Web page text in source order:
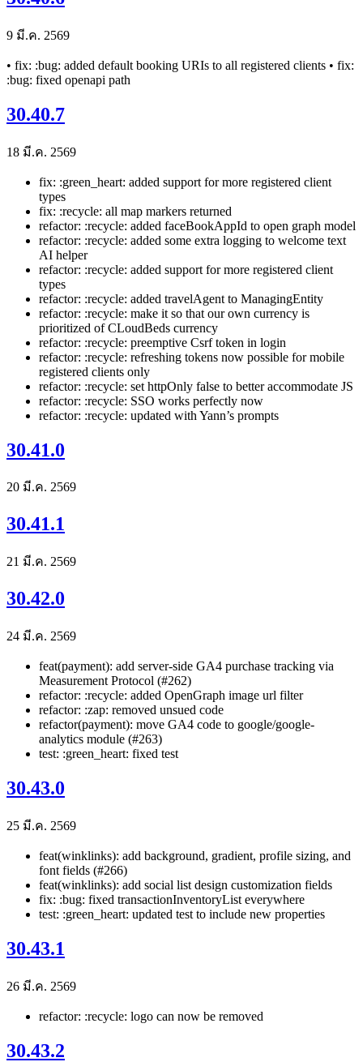
9 มี.ค. 2569
• fix: :bug: added default booking URIs to all registered clients • fix:
:bug: fixed openapi path
30.40.7
18 มี.ค. 2569
fix: :green_heart: added support for more registered client
types
fix: :recycle: all map markers returned
refactor: :recycle: added faceBookAppId to open graph model
refactor: :recycle: added some extra logging to welcome text
AI helper
refactor: :recycle: added support for more registered client
types
refactor: :recycle: added travelAgent to ManagingEntity
refactor: :recycle: make it so that our own currency is
prioritized of CLoudBeds currency
refactor: :recycle: preemptive Csrf token in login
refactor: :recycle: refreshing tokens now possible for mobile
registered clients only
refactor: :recycle: set httpOnly false to better accommodate JS
refactor: :recycle: SSO works perfectly now
refactor: :recycle: updated with Yann’s prompts
30.41.0
20 มี.ค. 2569
30.41.1
21 มี.ค. 2569
30.42.0
24 มี.ค. 2569
feat(payment): add server-side GA4 purchase tracking via
Measurement Protocol (#262)
refactor: :recycle: added OpenGraph image url filter
refactor: :zap: removed unsued code
refactor(payment): move GA4 code to google/google-
analytics module (#263)
test: :green_heart: fixed test
30.43.0
25 มี.ค. 2569
feat(winklinks): add background, gradient, profile sizing, and
font fields (#266)
feat(winklinks): add social list design customization fields
fix: :bug: fixed transactionInventoryList everywhere
test: :green_heart: updated test to include new properties
30.43.1
26 มี.ค. 2569
refactor: :recycle: logo can now be removed
30.43.2